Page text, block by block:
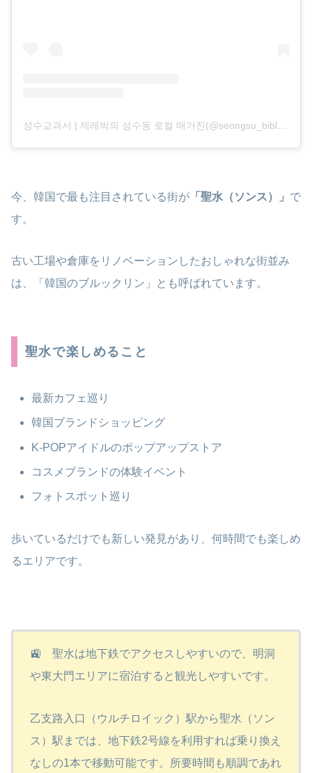
今、韓国で最も注目されている街が 「聖水（ソンス）」 で
す。
古い工場や倉庫をリノベーションしたおしゃれな街並み
は、「韓国のブルックリン」とも呼ばれています。
聖水で楽しめること
最新カフェ巡り
韓国ブランドショッピング
K-POPアイドルのポップアップストア
コスメブランドの体験イベント
フォトスポット巡り
歩いているだけでも新しい発見があり、何時間でも楽しめ
るエリアです。
🚉 聖水は地下鉄でアクセスしやすいので、明洞
や東大門エリアに宿泊すると観光しやすいです。
乙支路入口（ウルチロイック）駅から聖水（ソン
ス）駅までは、地下鉄2号線を利用すれば乗り換え
なしの1本で移動可能です。所要時間も順調であれ